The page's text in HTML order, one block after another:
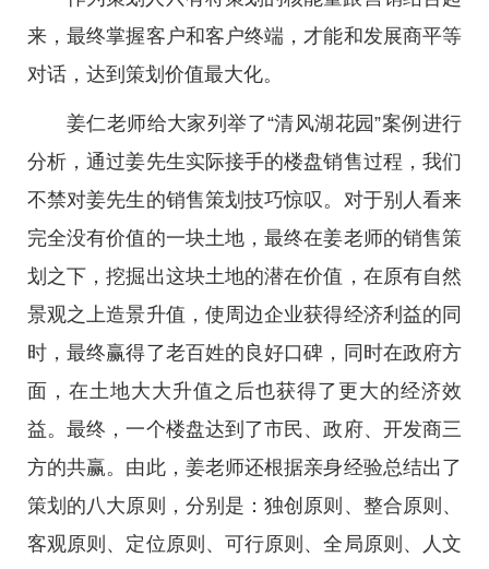
来，最终掌握客户和客户终端，才能和发展商平等
对话，达到策划价值最大化。
姜仁老师给大家列举了“清风湖花园”案例进行
分析，通过姜先生实际接手的楼盘销售过程，我们
不禁对姜先生的销售策划技巧惊叹。对于别人看来
完全没有价值的一块土地，最终在姜老师的销售策
划之下，挖掘出这块土地的潜在价值，在原有自然
景观之上造景升值，使周边企业获得经济利益的同
时，最终赢得了老百姓的良好口碑，同时在政府方
面，在土地大大升值之后也获得了更大的经济效
益。最终，一个楼盘达到了市民、政府、开发商三
方的共赢。由此，姜老师还根据亲身经验总结出了
策划的八大原则，分别是：独创原则、整合原则、
客观原则、定位原则、可行原则、全局原则、人文